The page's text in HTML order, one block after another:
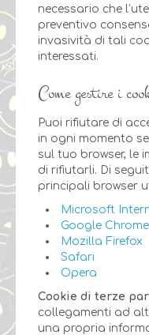
necessario che
preventivo
invasività di tali
interessati.
Come gestire i
Puoi rifiutare di
in ogni momento
sul tuo browser, le
di rifiutarli. Di
principali browser
Microsoft
Google Chrome
Mozilla Firefox
Safari
Opera
Cookie di terze
collegamenti ad
una propria